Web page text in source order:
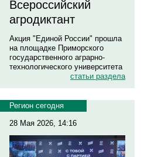
Всероссийский
агродиктант
Акция "Единой России" прошла
на площадке Приморского
государственного аграрно-
технологического университета
статьи раздела
Регион сегодня
28 Мая 2026, 14:16